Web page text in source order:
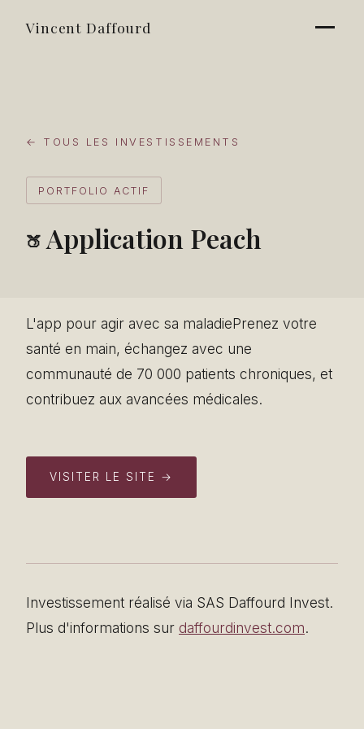
Vincent Daffourd
← TOUS LES INVESTISSEMENTS
PORTFOLIO ACTIF
🍑 Application Peach
L'app pour agir avec sa maladiePrenez votre
santé en main, échangez avec une
communauté de 70 000 patients chroniques, et
contribuez aux avancées médicales.
VISITER LE SITE →
Investissement réalisé via SAS Daffourd Invest.
Plus d'informations sur daffourdinvest.com.